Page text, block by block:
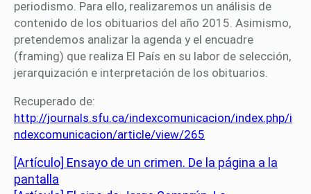
periodismo. Para ello, realizaremos un análisis de
contenido de los obituarios del año 2015. Asimismo,
pretendemos analizar la agenda y el encuadre
(framing) que realiza El País en su labor de selección,
jerarquización e interpretación de los obituarios.
Recuperado de:
http://journals.sfu.ca/indexcomunicacion/index.php/i
ndexcomunicacion/article/view/265
[Artículo] Ensayo de un crimen. De la página a la
pantalla